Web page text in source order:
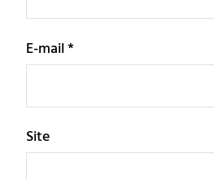
E-mail*
Site